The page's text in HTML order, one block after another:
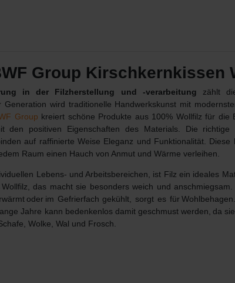
Group
in der Filzherstellung und -verarbeitung zählt
wird traditionelle Handwerkskunst mit
Group kreiert schöne Produkte aus 100% Wollfilz für
den positiven Eigenschaften des Materials. Die
auf raffinierte Weise Eleganz und Funktionalität.
Raum einen Hauch von Anmut und Wärme verleihen.
Lebens- und Arbeitsbereichen, ist Filz ein ideales
das macht sie besonders weich und
oder im Gefrierfach gekühlt, sorgt es für
Jahre kann bedenkenlos damit geschmust werden, da
Wolke, Wal und Frosch.